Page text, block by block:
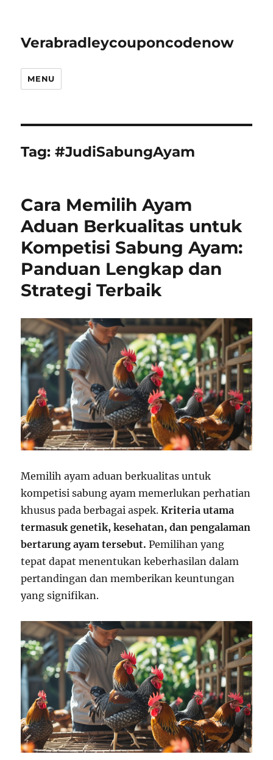
Verabradleycouponcodenow
MENU
Tag:#JudiSabungAyam
Cara Memilih Ayam
Aduan Berkualitas untuk
Kompetisi Sabung Ayam:
Panduan Lengkap dan
Strategi Terbaik
Memilih ayam aduan berkualitas untuk
kompetisi sabung ayam memerlukan perhatian
khusus pada berbagai aspek.Kriteria utama
termasuk genetik, kesehatan, dan pengalaman
bertarung ayam tersebut. Pemilihan yang
tepat dapat menentukan keberhasilan dalam
pertandingan dan memberikan keuntungan
yang signifikan.